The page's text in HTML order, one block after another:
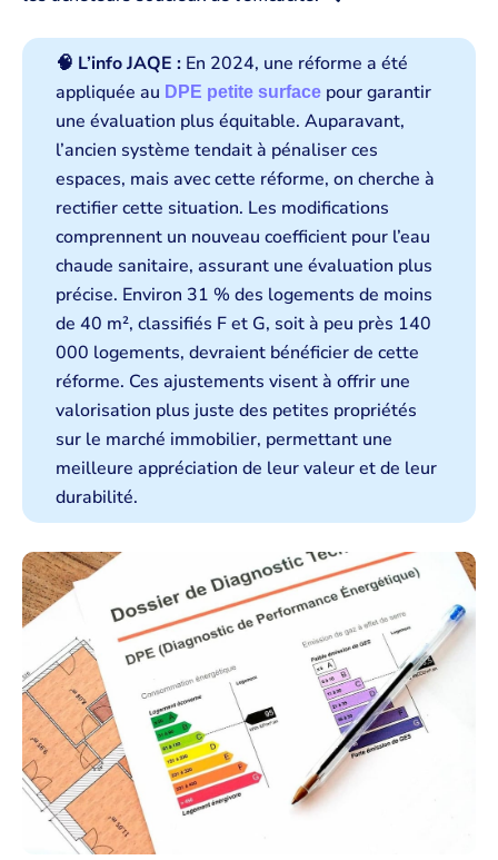
🧠 L’info JAQE : En 2024, une réforme a été
appliquée au DPE petite surface pour garantir
une évaluation plus équitable. Auparavant,
l’ancien système tendait à pénaliser ces
espaces, mais avec cette réforme, on cherche à
rectifier cette situation. Les modifications
comprennent un nouveau coefficient pour l’eau
chaude sanitaire, assurant une évaluation plus
précise. Environ 31 % des logements de moins
de 40 m², classifiés F et G, soit à peu près 140
000 logements, devraient bénéficier de cette
réforme. Ces ajustements visent à offrir une
valorisation plus juste des petites propriétés
sur le marché immobilier, permettant une
meilleure appréciation de leur valeur et de leur
durabilité.